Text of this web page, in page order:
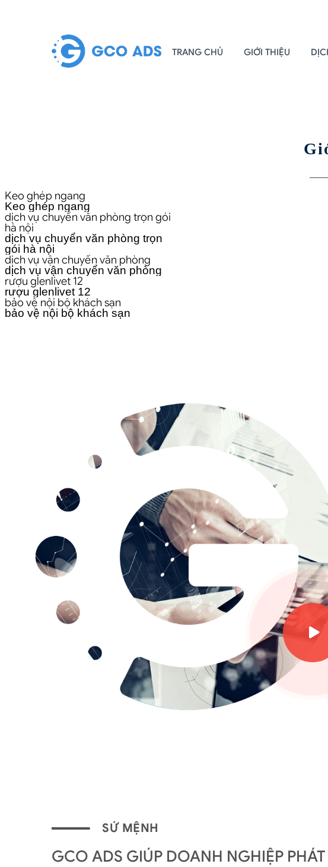
TRANG CHỦ GIỚI THIỆU
Keo ghép ngang
Keo ghép ngang
dịch vụ chuyển văn phòng trọn gói
hà nội
dịch vụ chuyển văn phòng trọn
gói hà nội
dịch vụ vận chuyển văn phòng
dịch vụ vận chuyển văn phòng
rượu glenlivet 12
rượu glenlivet 12
bảo vệ nội bộ khách sạn
bảo vệ nội bộ khách sạn
SỨ MỆNH
GCO ADS GIÚP DOANH NGHIỆP PHÁT